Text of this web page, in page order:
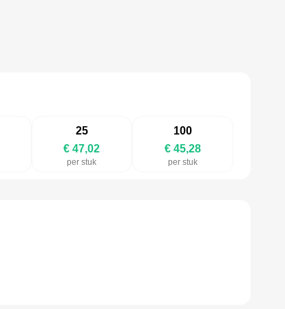
25
€ 47,02
per stuk
100
€ 45,28
per stuk